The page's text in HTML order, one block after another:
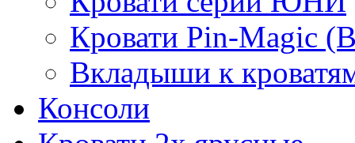
Кровати Pin-Magic
Вкладыши к
Консоли